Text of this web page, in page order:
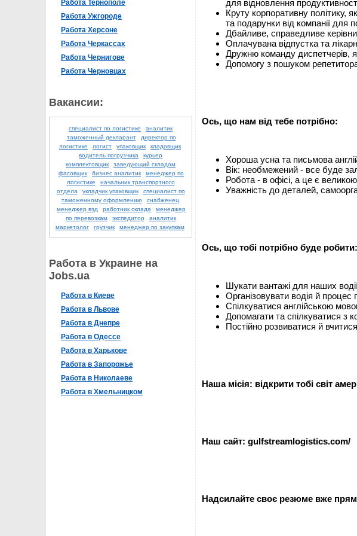
Работа Тернополе
Работа Ужгороде
Работа Херсоне
Работа Черкассах
Работа Чернигове
Работа Черновцах
Вакансии:
специалист по логистике
аналитик
таможенный декларант
директор по
логистике
логист упаковщик
кладовщик
водитель погрузчика
курьер
комплектовщик
заведующий складом
фасовщик
бизнес аналитик
менеджер по
логистике
начальник транспортного
отдела
укладчик упаковщик
специалист по
таможенному оформлению
снабженец
менеджер вэд
работник склада
менеджер
по перевозкам
экспедитор
аналитик
маркетолог
грузчик менеджер по закупкам
Работа в Украине на
Jobs.ua
Работа в Киеве
Работа в Львове
Работа в Днепре
Работа в Одессе
Работа в Харькове
Работа в Запорожье
Работа в Николаеве
Работа в Хмельницком
для відновлення
Круту корпоративну політику,
та подарунки від компанії для
Дбайливе, справедливе
Оплачувана відпустка та
Дружню команду диспетчерів,
Допомогу з пошуком
Ось, що нам від тебе потрібно:
Хороша усна та письмова
Вік: необмежений - все буде
Робота - в офісі, а це є
Уважність до деталей,
Ось, що тобі потрібно буде робити:
Шукати вантажі для наших
Організовувати водія й процес
Спілкуватися англійською
Допомагати та спілкуватися з
Постійно розвиватися й
Наша місія: відкрити тобі світ
Наш сайт: gulfstreamlogistics.com/
Надсилайте своє резюме вже